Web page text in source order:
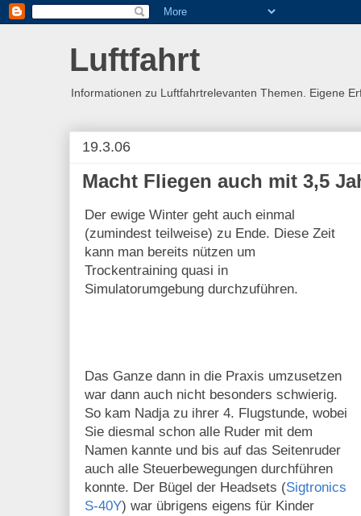
Luftfahrt
Informationen zu Luftfahrtrelevanten Themen. Eigene
19.3.06
Macht Fliegen auch mit 3,5
Der ewige Winter geht auch einmal
(zumindest teilweise) zu Ende. Diese Zeit
kann man bereits nützen um
Trockentraining quasi in
Simulatorumgebung durchzuführen.
Das Ganze dann in die Praxis umzusetzen
war dann auch nicht besonders schwierig.
So kam Nadja zu ihrer 4. Flugstunde, wobei
Sie diesmal schon alle Ruder mit dem
Namen kannte und bis auf das Seitenruder
auch alle Steuerbewegungen durchführen
konnte. Der Bügel der Headsets (Sigtronics
S-40Y) war übrigens eigens für Kinder